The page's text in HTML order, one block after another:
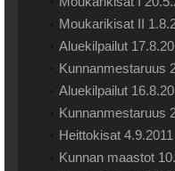
Moukarikisat II
Aluekilpailut
Kunnanmestaruus
Aluekilpailut
Kunnanmestaruus
Heittokisat 4.9.2011
Kunnan maastot